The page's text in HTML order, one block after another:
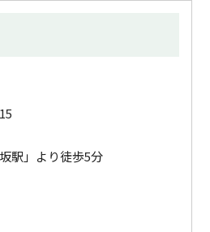
駅」より徒歩5分